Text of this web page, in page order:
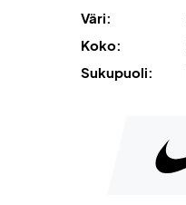
Väri:
Koko:
Sukupuoli: